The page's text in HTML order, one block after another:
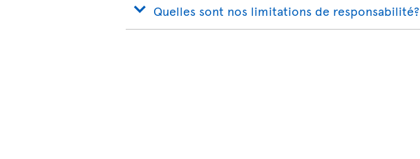
Quelles sont nos limitations de responsabilité?